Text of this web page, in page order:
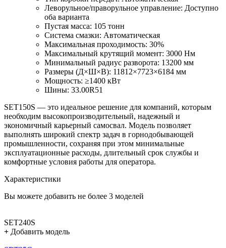
Леворульное/праворульное управление: Доступно
оба варианта
Пустая масса: 105 тонн
Система смазки: Автоматическая
Максимальная проходимость: 30%
Максимальный крутящий момент: 3000 Нм
Минимальный радиус разворота: 13200 мм
Размеры (Д×Ш×В): 11812×7723×6184 мм
Мощность: ≥1400 кВт
Шины: 33.00R51
SET150S — это идеальное решение для компаний, которым
необходим высокопроизводительный, надежный и
экономичный карьерный самосвал. Модель позволяет
выполнять широкий спектр задач в горнодобывающей
промышленности, сохраняя при этом минимальные
эксплуатационные расходы, длительный срок службы и
комфортные условия работы для оператора.
Характеристики
Вы можете добавить не более 3 моделей
SET240S
+ Добавить модель